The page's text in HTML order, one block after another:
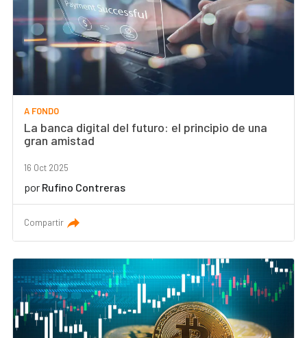
A FONDO
La banca digital del futuro: el principio de una
gran amistad
16 Oct 2025
por Rufino Contreras
Compartir